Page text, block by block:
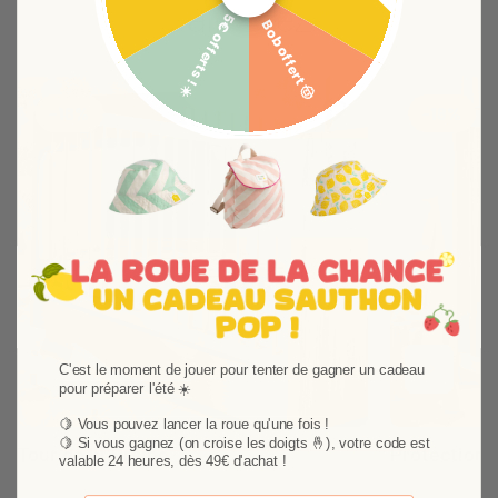
Vous aimerez aussi
Ajouter aux favoris
Supprimer des
Tour de lit Orsino
Ce tour de lit réversible en double gaze de coton de
Protections
Les protèges
Bob offert 🤠
5€ offerts ! ☀️
C'est le moment de jouer pour tenter de gagner un cadeau
pour préparer l'été ☀️
🍋 Vous pouvez lancer la roue qu'une fois !
🍋 Si vous gagnez (on croise les doigts 🤞), votre code est
valable 24 heures, dès 49€ d'achat !